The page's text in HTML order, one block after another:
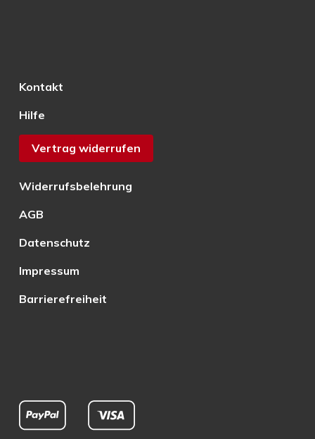
Kontakt
Hilfe
Vertrag widerrufen
Widerrufsbelehrung
AGB
Datenschutz
Impressum
Barrierefreiheit